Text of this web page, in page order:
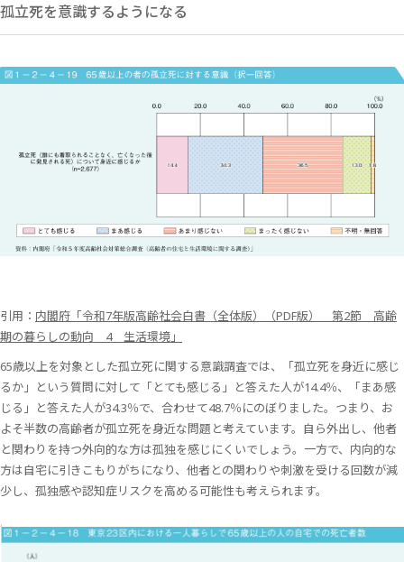
孤立死を意識するようになる
引用： 内閣府「令和7年版高齢社会白書（全体版）（PDF版） 第2節 高齢
期の暮らしの動向 4 生活環境」
65歳以上を対象とした孤立死に関する意識調査では、「孤立死を身近に感じ
るか」という質問に対して「とても感じる」と答えた人が14.4％、「まあ感
じる」と答えた人が34.3％で、合わせて48.7％にのぼりました。つまり、お
よそ半数の高齢者が孤立死を身近な問題と考えています。自ら外出し、他者
と関わりを持つ外向的な方は孤独を感じにくいでしょう。一方で、内向的な
方は自宅に引きこもりがちになり、他者との関わりや刺激を受ける回数が減
少し、孤独感や認知症リスクを高める可能性も考えられます。